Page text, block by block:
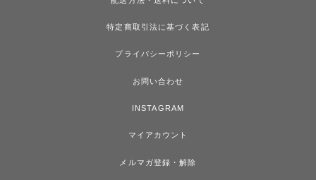
特定商取引法に基づく表記
プライバシーポリシー
お問い合わせ
INSTAGRAM
マイアカウント
メルマガ登録・解除